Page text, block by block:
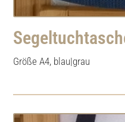
Größe A4, blau|grau